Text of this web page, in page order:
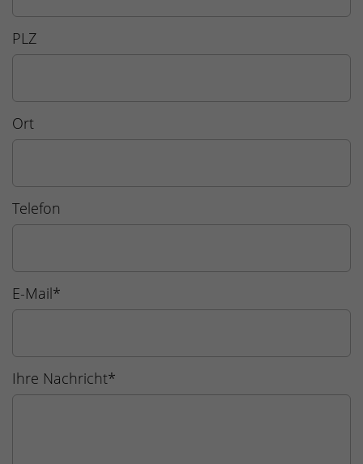
PLZ
Ort
Telefon
E-Mail*
Ihre Nachricht*